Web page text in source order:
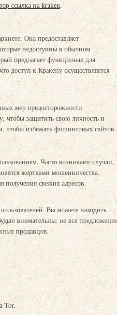
тор ссылка на kraken.
Она предоставляет
недоступны в обычном
предлагает функционал для
доступ к Кракену осуществляется
мер предосторожности.
чтобы защитить свою личность и
чтобы избежать фишинговых сайтов.
Часто возникают случаи,
жертвами мошенничества.
получения свежих адресов.
Вы можете находить
внимательны: не все
продавцов.
Tor.